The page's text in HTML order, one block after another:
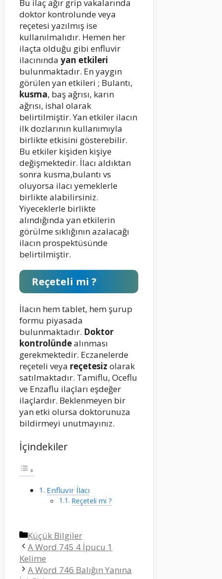
Bu ilaç ağır grip vakalarında
doktor kontrolunde veya
reçetesi yazılmış ise
kullanılmalıdır. Hemen her
ilaçta olduğu gibi enfluvir
ilacınında yan etkileri
bulunmaktadır. En yaygın
görülen yan etkileri ; Bulantı,
kusma, baş ağrısı, karın
ağrısı, ishal olarak
belirtilmiştir. Yan etkiler ilacın
ilk dozlarının kullanımıyla
birlikte etkisini gösterebilir.
Bu etkiler kişiden kişiye
değişmektedir. İlacı aldıktan
sonra kusma,bulantı vs
oluyorsa ilacı yemeklerle
birlikte alabilirsiniz.
Yiyeceklerle birlikte
alındığında yan etkilerin
görülme sıklığının azalacağı
ilacın prospektüsünde
belirtilmiştir.
Reçeteli mi ?
İlacın hem tablet, hem şurup
formu piyasada
bulunmaktadır. Doktor
kontrolündealınması
gerekmektedir. Eczanelerde
reçeteli veya reçetesiz olarak
satılmaktadır. Tamiflu, Oceflu
ve Enzaflu ilaçları eşdeğer
ilaçlardır. Beklenmeyen bir
yan etki olursa doktorunuza
bildirmeyi unutmayınız.
İçindekiler
Enfluvir İlacı
Reçeteli mi ?
Kategoriler
Küçük Bilgiler
A Word 745 4 İpucu 1
Kelime
A Word 746 Balığın Yanına